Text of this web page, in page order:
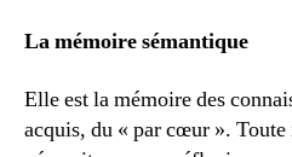
La mémoire sémantique
Elle est la mémoire des
acquis, du « par cœur ».